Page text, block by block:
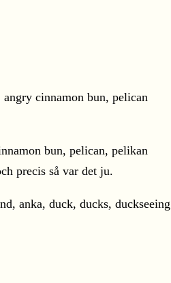
precis så var det ju.